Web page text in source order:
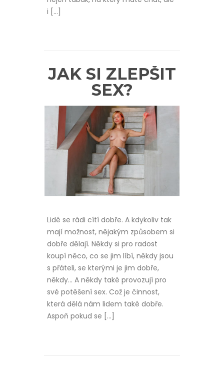
i […]
JAK SI ZLEPŠIT
SEX?
Lidé se rádi cítí dobře. A kdykoliv tak
mají možnost, nějakým způsobem si
dobře dělají. Někdy si pro radost
koupí něco, co se jim líbí, někdy jsou
s přáteli, se kterými je jim dobře,
někdy… A někdy také provozují pro
své potěšení sex. Což je činnost,
která dělá nám lidem také dobře.
Aspoň pokud se […]